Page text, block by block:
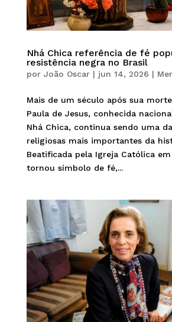
Nhá Chica referência de fé
resistência negra no Brasil
por João Oscar| jun 14, 2026 |
Mais de um século após sua
Paula de Jesus, conhecida
Nhá Chica, continua sendo uma
religiosas mais importantes da
Beatificada pela Igreja Católica em
tornou símbolo de fé,...